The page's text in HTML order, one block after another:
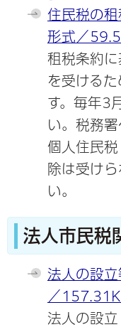
住民税の
形式／
租税条約
を受ける
す。毎年3
い。税務
個人住民
除は受け
い。
法人市民税
法人の設
／
法人の設立